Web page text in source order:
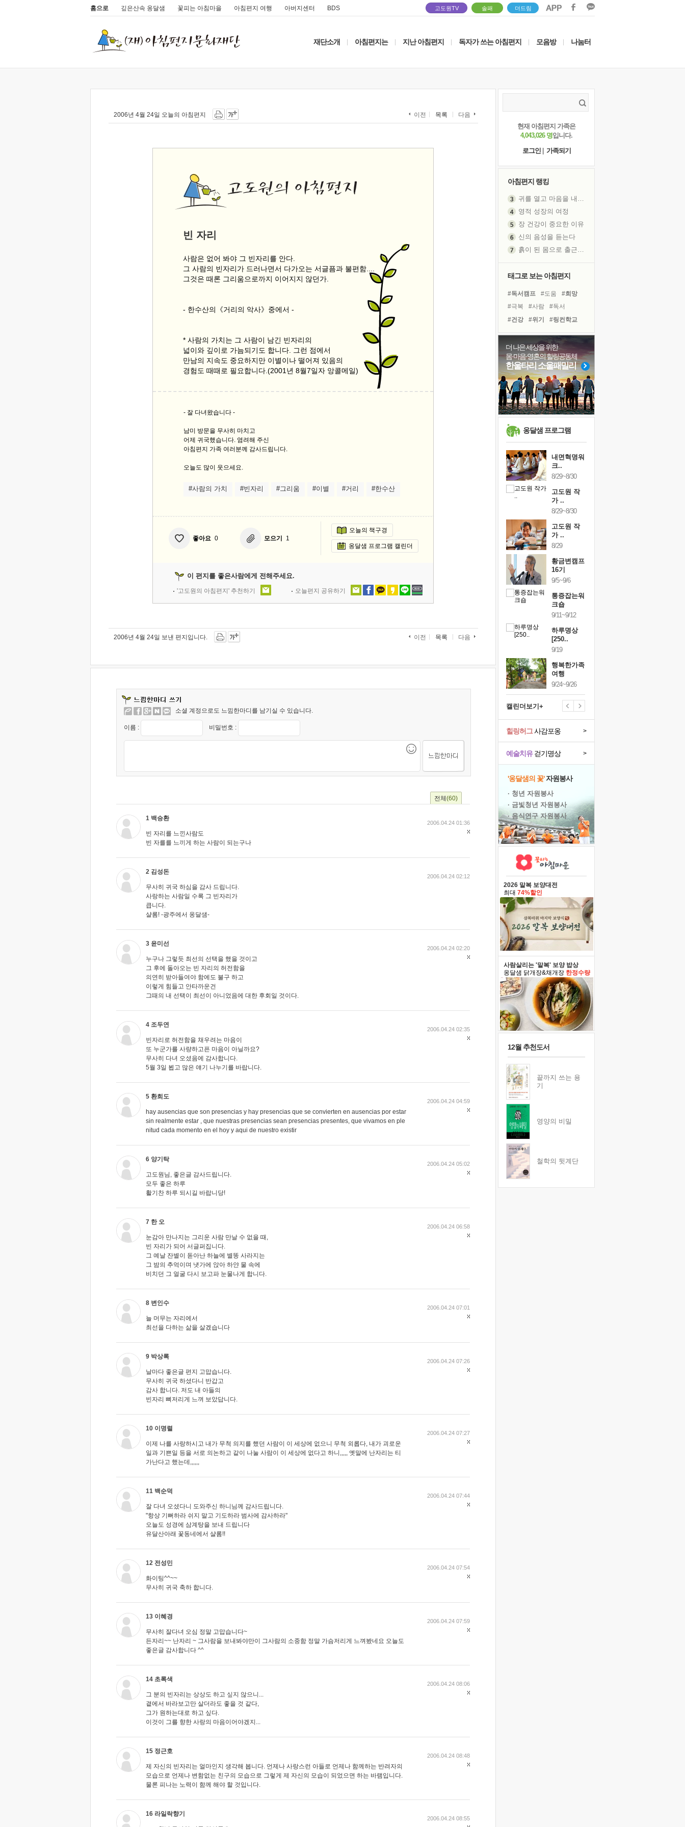
홈으로 깊은산속 옹달샘 꽃피는 아침마을 아침편지 여행 아버지센터 BDS 고도원TV 솔패 더드림
재단소개 아침편지는 지난 아침편지 독자가 쓰는 아침편지 모음방 나눔터
2006년 4월 24일 오늘의 아침편지 이전 목록 다음
빈 자리
사람은 없어 봐야 그 빈자리를 안다.
그 사람의 빈자리가 드러나면서 다가오는 서글픔과 불편함....
그것은 때론 그리움으로까지 이어지지 않던가.
- 한수산의《거리의 악사》중에서 -
* 사람의 가치는 그 사람이 남긴 빈자리의
넓이와 깊이로 가늠되기도 합니다. 그런 점에서
만남의 지속도 중요하지만 이별이나 떨어져 있음의
경험도 때때로 필요합니다.(2001년 8월7일자 앙콜메일)
- 잘 다녀왔습니다 -
남미 방문을 무사히 마치고
어제 귀국했습니다. 염려해 주신
아침편지 가족 여러분께 감사드립니다.
오늘도 많이 웃으세요.
#사람의 가치 #빈자리 #그리움 #이별 #거리 #한수산
좋아요 0 모으기 1
오늘의 책구경
옹달샘 프로그램 캘린더
이 편지를 좋은사람에게 전해주세요.
'고도원의 아침편지' 추천하기 오늘편지 공유하기
2006년 4월 24일 보낸 편지입니다. 이전 목록 다음
소셜 계정으로도 느낌한마디를 남기실 수 있습니다.
이름 : 비밀번호 :
전체 (60)
1 백승환
빈 자리를 느낀사람도
빈 자를를 느끼게 하는 사람이 되는구나
2006.04.24 01:36
2 김성돈
무사히 귀국 하심을 감사 드립니다.
사랑하는 사람일 수록 그 빈자리가
큽니다.
샬롬! -광주에서 옹달샘-
2006.04.24 02:12
3 윤미선
누구나 그렇듯 최선의 선택을 했을 것이고
그 후에 돌아오는 빈 자리의 허전함을
의연히 받아들여야 함에도 불구 하고
이렇게 힘들고 안타까운건
그때의 내 선택이 최선이 아니었음에 대한 후회일 것이다.
2006.04.24 02:20
4 조두연
빈자리로 허전함을 채우려는 마음이
또 누군가를 사량하고픈 마음이 아닐까요?
무사히 다녀 오셨음에 감사합니다.
5월 3일 뵙고 많은 얘기 나누기를 바랍니다.
2006.04.24 02:35
5 환희도
hay ausencias que son presencias y hay presencias que se convierten en ausencias por estar
sin realmente estar , que nuestras presencias sean presencias presentes, que vivamos en ple
nitud cada momento en el hoy y aqui de nuestro existir
2006.04.24 04:59
6 양기탁
고도원님, 좋은글 감사드립니다.
모두 좋은 하루
활기찬 하루 되시길 바랍니당!
2006.04.24 05:02
7 한 오
눈감아 만나지는 그리운 사람 만날 수 없을 때,
빈 자리가 되어 서글퍼집니다.
그 예날 잔별이 돋아난 하늘에 별똥 사라지는
그 밤의 추억이며 냇가에 앉아 하얀 물 속에
비치던 그 얼굴 다시 보고파 눈물나게 합니다.
2006.04.24 06:58
8 변인수
늘 머무는 자리에서
최선을 다하는 삶을 살겠습니다
2006.04.24 07:01
9 박상록
날마다 좋은글 편지 고맙습니다.
무사히 귀국 하셨다니 반갑고
감사 합니다. 저도 내 아들의
빈자리 뼈저리게 느껴 보았답니다.
2006.04.24 07:26
10 이명렬
이제 나를 사랑하시고 내가 무척 의지를 했던 사람이 이 세상에 없으니 무척 외롭다, 내가 괴로운
일과 기쁜일 등을 서로 의논하고 같이 나눌 사람이 이 세상에 없다고 하니,,,,, 옛말에 난자리는 티
가난다고 했는데,,,,,,
2006.04.24 07:27
11 백순덕
잘 다녀 오셨다니 도와주신 하니님께 감사드립니다.
"항상 기뻐하라 쉬지 말고 기도하라 범사에 감사하라"
오늘도 성경에 삼계탕을 보내 드립니다
유달산아래 꽃동네에서 샬롬!!
2006.04.24 07:44
12 전성민
화이팅^^~~
무사히 귀국 축하 합니다.
2006.04.24 07:54
13 이혜경
무사히 잘다녀 오심 정말 고맙습니다~
든자리~~ 난자리 ~ 그사람을 보내봐야만이 그사람의 소중함 정말 가슴저리게 느껴봤네요 오늘도
좋은글 감사합니다 ^^
2006.04.24 07:59
14 초록색
그 분의 빈자리는 상상도 하고 싶지 않으니...
곁에서 바라보고만 살더라도 좋을 것 같다,
그가 원하는대로 하고 싶다.
이것이 그를 향한 사랑의 마음이어야겠지...
2006.04.24 08:06
15 정근호
제 자신의 빈자리는 얼마인지 생각해 봅니다. 언제나 사랑스런 아들로 언제나 함께하는 반려자의
모습으로 언제나 변함없는 친구의 모습으로 그렇게 제 자신의 모습이 되었으면 하는 바램입니다.
물론 피나는 노력이 함께 해야 할 것입니다.
2006.04.24 08:48
16 라일락향기
2006.04.24 08:55
현재 아침편지 가족은
4,043,026 명입니다.
로그인
가족되기
아침편지 랭킹
귀를 열고 마음을 내어주고
영적 성장의 여정
장 건강이 중요한 이유
신의 음성을 듣는다
흙이 된 몸으로 출근하는 여자
졸업식 사진을 보며
극심한 변비, 어깨결림, 수면 장애
아픈 아버지를 위한 공간 설계
슬럼프
보고 싶은 어머니
유년 시절의 부산 영도 바다
못된 꼰대들
희망이란
'모른다'는 것
태그로 보는 아침편지
#독서캠프 #도움
#희망
#극복
#사람
#독서
#건강
#위기
#링컨학교
#선택
#바이러스
#명상
#힐링
#친구
#비전캠프
#나눔
#삶 #경험
#계획
#유튜브
#리더
더 나은 세상을 위한
몸·마음·영혼의 힐링공동체
한울타리 소울패밀리
옹달샘 프로그램
내면혁명워
크..
8/29~8/30
고도원 작
가 ..
8/29~8/30
고도원 작
가 ..
8/29
황금변캠프
16기
9/5~9/6
통증잡는워
크숍
9/11~9/12
하루명상
[250..
9/19
행복한가족
여행
9/24~9/26
캘린더보기+
예술치유걷기명상 >
힐링허그사감포옹 >
'옹달샘의 꽃'자원봉사
· 청년 자원봉사
· 금빛청년 자원봉사
· 음식연구 자원봉사
2026 말복 보양대전
최대 74%할인
사람살리는 '말복' 보양 밥상
옹달샘 닭개장&채개장 한정수량
12월 추천도서
끝까지 쓰는 용
기
영양의 비밀
철학의 뒷계단